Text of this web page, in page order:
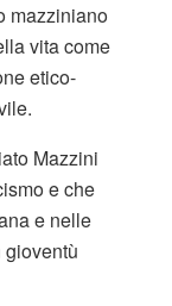
mazziniano
vita come
etico-
Mazzini
e che
e nelle